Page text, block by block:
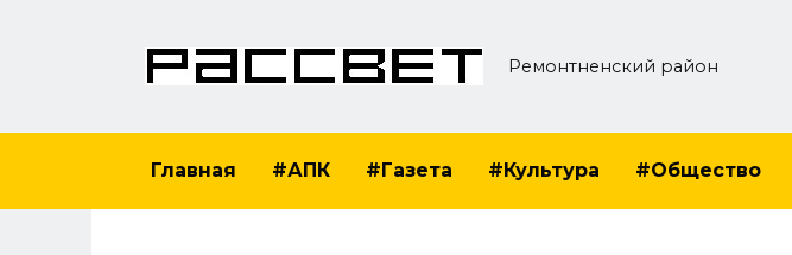
Ремонтненский район
Главная #АПК #Газета #Культура #Общество